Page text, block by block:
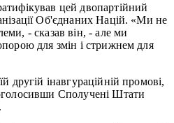
цей двопартійний
Об'єднаних Націй. «Ми не
- сказав він, - але ми
для змін і стрижнем для
другій інавгураційній промові,
Сполучені Штати